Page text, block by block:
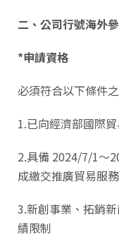
二、公司行號海外
*申請資格
必須符合以下條件之
1.已向經濟部國際
2.具備 2024/7/1～
成繳交推廣貿易服
3.新創事業、拓銷
績限制